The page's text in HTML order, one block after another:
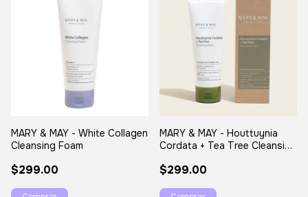
MARY & MAY - White Collagen
Cleansing Foam
$299.00
MARY & MAY - Houttuynia
Cordata + Tea Tree Cleansing
$299.00